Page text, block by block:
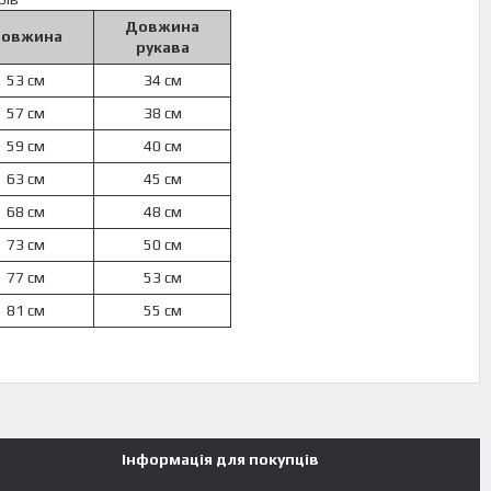
Довжина
рукава
53 см
34 см
57 см
38 см
59 см
40 см
63 см
45 см
68 см
48 см
73 см
50 см
77 см
53 см
81 см
55 см
Інформація для покупців